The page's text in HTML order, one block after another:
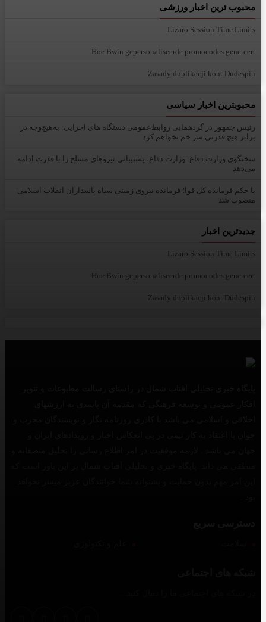
محبوب ترین اخبار ورزشی
Lizaro Session Time Limits
Hoe Bwin gepersonaliseerde promocodes genereert
Zasady duplikacji kont Dudespin
محبوبترین اخبار سیاسی
رئیس جمهور در گردهمایی روابط‌عمومی دستگاه های اجرایی: به‌هیچ‌وجه در
برابر هیچ قدرتی سر خم نخواهم کرد
سخنگوی وزارت دفاع: وزارت دفاع، پشتیبانی نیرو‌های مسلح را با قدرت ادامه
می‌دهد
با حکم فرمانده کل قوا؛ فرمانده نیروی زمینی سپاه پاسداران انقلاب اسلامی
منصوب شد
جدیدترین اخبار
Lizaro Session Time Limits
Hoe Bwin gepersonaliseerde promocodes genereert
Zasady duplikacji kont Dudespin